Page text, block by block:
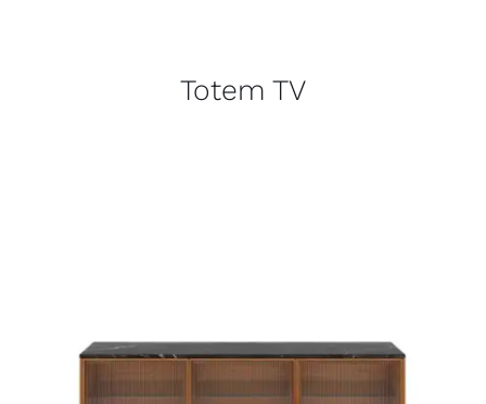
Totem TV